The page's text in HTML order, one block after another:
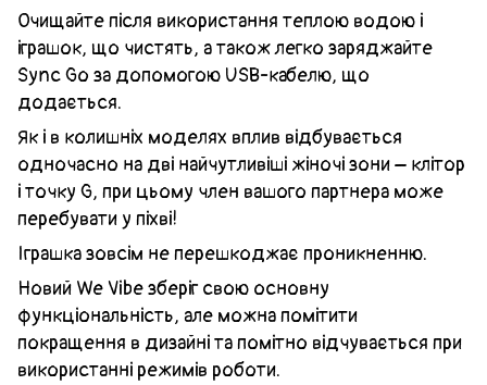
Очищайте після використання теплою водою і
іграшок, що чистять, а також легко заряджайте
Sync Go за допомогою USB-кабелю, що
додається.
Як і в колишніх моделях вплив відбувається
одночасно на дві найчутливіші жіночі зони – клітор
і точку G, при цьому член вашого партнера може
перебувати у піхві!
Іграшка зовсім не перешкоджає проникненню.
Новий We Vibe зберіг свою основну
функціональність, але можна помітити
покращення в дизайні та помітно відчувається при
використанні режимів роботи.